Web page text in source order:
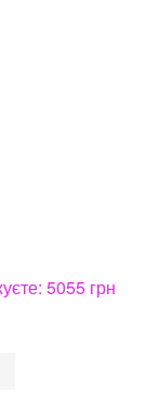
5055 грн